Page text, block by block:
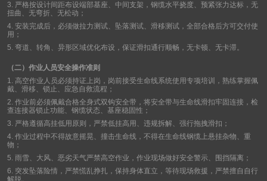
3. 严格按设计间距布设端部基座、中间支架，钢缆水平挠度、预紧张力达标，无
扭曲、无弯折、无松动；
4. 安装完成后，必须做拉力测试、坠落测试、滑移测试，全部合格后方可交付使
用；
5. 弯道、转角、异形区域优化布设，保证滑扣通行顺畅，无卡顿、无卡滞。
（二）作业人员安全操作准则
1. 高空作业人员必须持证上岗，岗前接受生命线系统使用专项培训，熟练掌握佩
戴、滑移、锁止、应急自救流程；
2. 作业前必须佩戴合格全身式双钩安全带，将安全带与生命线滑扣牢固连接，检
查连接器锁止功能、钢缆状态、基座稳固性；
3. 严格遵循高挂低用原则，严禁低挂高用、违规拆解、强行拖拽滑扣；
4. 作业过程中不得故意摇晃、撞击生命线，不得在生命线钢缆上悬挂杂物、重
物；
5. 雨雪、大风、恶劣天气严禁高空作业，作业现场做好安全警示、围挡隔离；
6. 突发坠落险情，严禁慌乱挣扎，保持身体直立，等待现场救援，严禁擅自自行
解脱。